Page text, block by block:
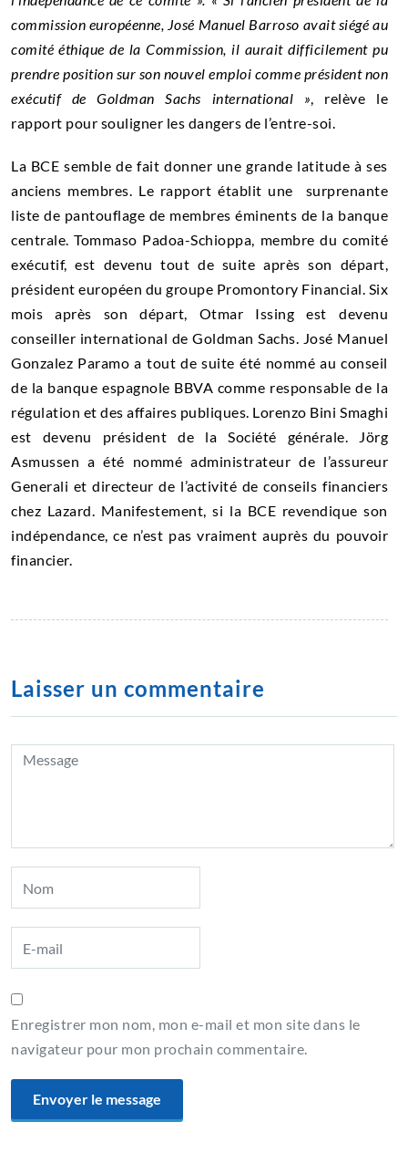
commission européenne, José Manuel Barroso avait siégé au
comité éthique de la Commission, il aurait difficilement pu
prendre position sur son nouvel emploi comme président non
exécutif de Goldman Sachs international », relève le
rapport pour souligner les dangers de l’entre-soi.
La BCE semble de fait donner une grande latitude à ses
anciens membres. Le rapport établit une surprenante
liste de pantouflage de membres éminents de la banque
centrale. Tommaso Padoa-Schioppa, membre du comité
exécutif, est devenu tout de suite après son départ,
président européen du groupe Promontory Financial. Six
mois après son départ, Otmar Issing est devenu
conseiller international de Goldman Sachs. José Manuel
Gonzalez Paramo a tout de suite été nommé au conseil
de la banque espagnole BBVA comme responsable de la
régulation et des affaires publiques. Lorenzo Bini Smaghi
est devenu président de la Société générale. Jörg
Asmussen a été nommé administrateur de l’assureur
Generali et directeur de l’activité de conseils financiers
chez Lazard. Manifestement, si la BCE revendique son
indépendance, ce n’est pas vraiment auprès du pouvoir
financier.
Laisser un commentaire
Enregistrer mon nom, mon e-mail et mon site dans le
navigateur pour mon prochain commentaire.